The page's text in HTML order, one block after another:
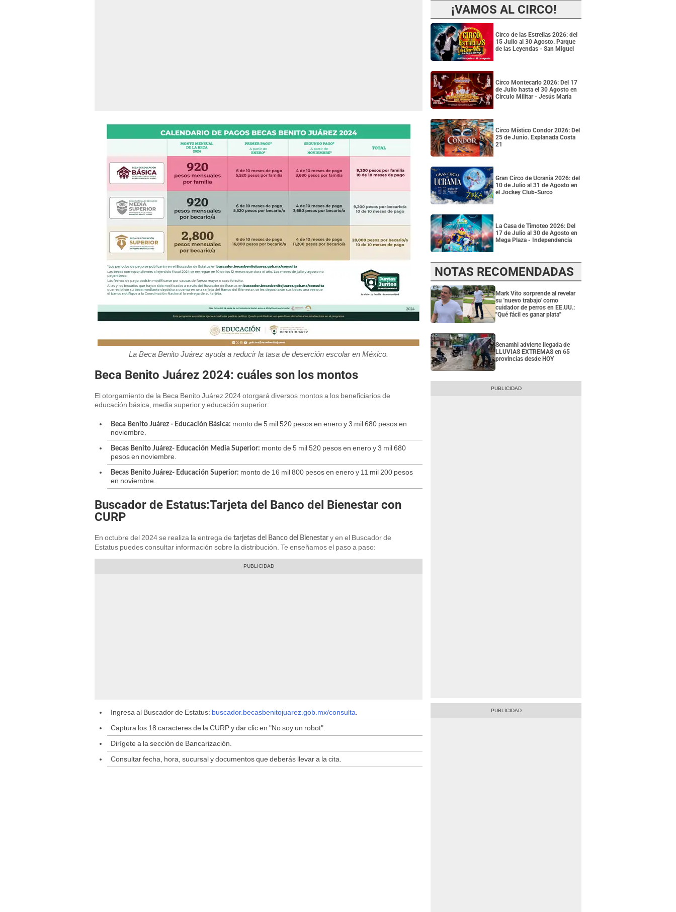
La Beca Benito Juárez ayuda a reducir la tasa de deserción escolar en México.
Beca Benito Juárez 2024: cuáles son los montos
El otorgamiento de la Beca Benito Juárez 2024 otorgará diversos montos a los beneficiarios de
educación básica, media superior y educación superior:
Beca Benito Juárez - Educación Básica: monto de 5 mil 520 pesos en enero y 3 mil 680 pesos en
noviembre.
Becas Benito Juárez- Educación Media Superior: monto de 5 mil 520 pesos en enero y 3 mil 680
pesos en noviembre.
Becas Benito Juárez- Educación Superior: monto de 16 mil 800 pesos en enero y 11 mil 200 pesos
en noviembre.
Buscador de Estatus:Tarjeta del Banco del Bienestar con
CURP
En octubre del 2024 se realiza la entrega de tarjetas del Banco del Bienestar y en el Buscador de
Estatus puedes consultar información sobre la distribución. Te enseñamos el paso a paso:
Ingresa al Buscador de Estatus: buscador.becasbenitojuarez.gob.mx/consulta
Captura los 18 caracteres de la CURP y dar clic en "No soy un robot".
Dirígete a la sección de Bancarización.
Consultar fecha, hora, sucursal y documentos que deberás llevar a la cita.
¡VAMOS AL CIRCO!
Circo de las Estrellas 2026: del
15 Julio al 30 Agosto. Parque
de las Leyendas - San Miguel
Circo Montecarlo 2026: Del 17
de Julio hasta el 30 Agosto en
Círculo Militar - Jesús María
Circo Místico Condor 2026: Del
25 de Junio. Explanada Costa
21
Gran Circo de Ucrania 2026: del
10 de Julio al 31 de Agosto en
el Jockey Club-Surco
La Casa de Timoteo 2026: Del
17 de Julio al 30 de Agosto en
Mega Plaza - Independencia
NOTAS RECOMENDADAS
Mark Vito sorprende al revelar
su 'nuevo trabajo' como
cuidador de perros en EE.UU.:
"Qué fácil es ganar plata"
Senamhi advierte llegada de
LLUVIAS EXTREMAS en 65
provincias desde HOY